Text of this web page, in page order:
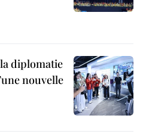
diplomatie
nouvelle